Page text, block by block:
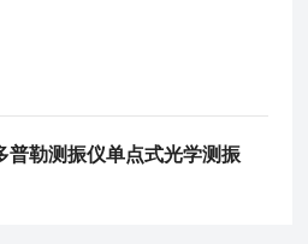
普勒测振仪单点式光学测振